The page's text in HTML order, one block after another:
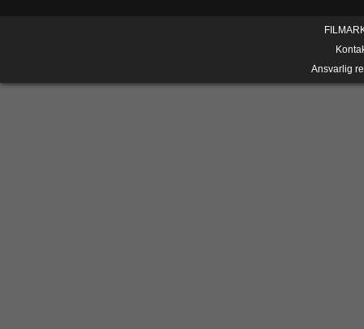
Ansvarlig